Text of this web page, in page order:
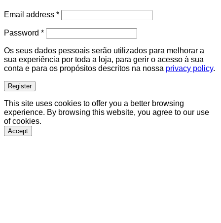
Email address *Required
Password *Required
Os seus dados pessoais serão utilizados para melhorar a
sua experiência por toda a loja, para gerir o acesso à sua
conta e para os propósitos descritos na nossa privacy policy.
Register
This site uses cookies to offer you a better browsing
experience. By browsing this website, you agree to our use
of cookies.
Accept